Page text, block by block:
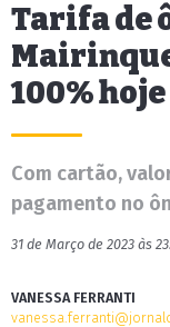
Tarifa de
100% hoje
Com cartão,
pagamento no
31 de Março de 2023 às
VANESSA FERRANTI